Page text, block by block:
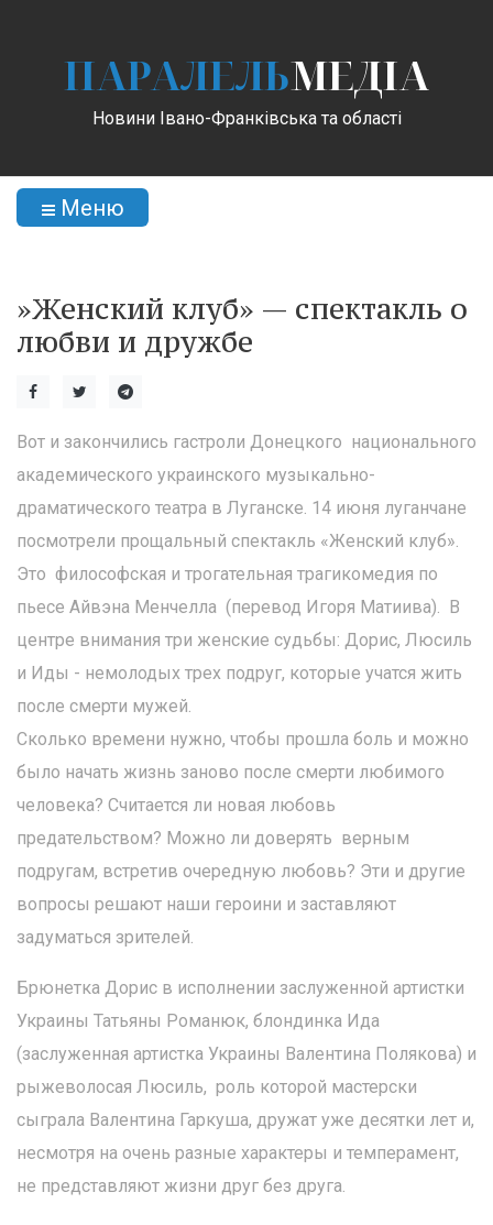
ПАРАЛЕЛЬМЕДІА
Новини Івано-Франківська та області
Меню
»Женский клуб» — спектакль о
любви и дружбе
Вот и закончились гастроли Донецкого национального
академического украинского музыкально-
драматического театра в Луганске. 14 июня луганчане
посмотрели прощальный спектакль «Женский клуб».
Это философская и трогательная трагикомедия по
пьесе Айвэна Менчелла (перевод Игоря Матиива). В
центре внимания три женские судьбы: Дорис, Люсиль
и Иды - немолодых трех подруг, которые учатся жить
после смерти мужей.
Сколько времени нужно, чтобы прошла боль и можно
было начать жизнь заново после смерти любимого
человека? Считается ли новая любовь
предательством? Можно ли доверять верным
подругам, встретив очередную любовь? Эти и другие
вопросы решают наши героини и заставляют
задуматься зрителей.
Брюнетка Дорис в исполнении заслуженной артистки
Украины Татьяны Романюк, блондинка Ида
(заслуженная артистка Украины Валентина Полякова) и
рыжеволосая Люсиль, роль которой мастерски
сыграла Валентина Гаркуша, дружат уже десятки лет и,
несмотря на очень разные характеры и темперамент,
не представляют жизни друг без друга.